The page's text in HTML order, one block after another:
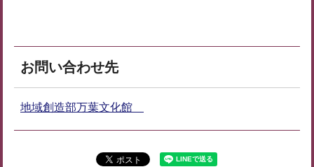
お問い合わせ先
地域創造部万葉文化館